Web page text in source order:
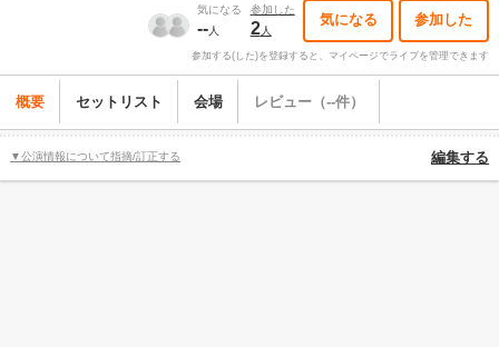
気になる
--人
参加した
2人
気になる 参加した
参加する(した)を登録すると、マイページでライブを管理できます
概要 セットリスト 会場 レビュー（--件）
▼公演情報について指摘/訂正する 編集する